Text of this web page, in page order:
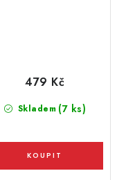
Skladem (7 ks)
479 Kč